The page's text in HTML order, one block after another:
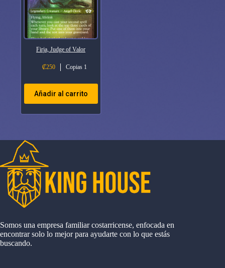
Firja, Judge of Valor
₡250 Copias 1
Añadir al carrito
Somos una empresa familiar costarricense, enfocada en
encontrar solo lo mejor para ayudarte con lo que estás
buscando.